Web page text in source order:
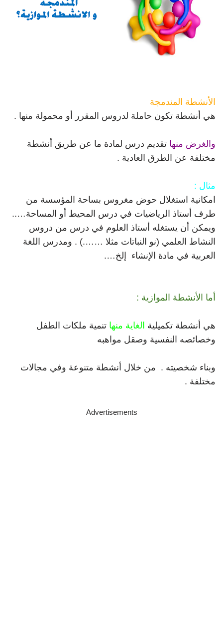
الأنشطة المندمجة
هي أنشطة تكون حاملة لدروس المقرر أو محمولة منها .
والغرض منها تقديم درس لمادة ما عن طريق أنشطة
مختلفة عن الطرق العادية .
مثال :
امكانية استغلال حوض مغروس بساحة المؤسسة من
طرف أستاذ الرياضيات في درس المحيط أو المساحة…..
ويمكن أن يستغله أستاذ العلوم في درس من دروس
النشاط العلمي (نو النباتات مثلا …….) . ومدرس اللغة
العربية في مادة الإنشاء إلخ….
أما الأنشطة الموازية :
هي أنشطة تكميلية الغاية منها تنمية ملكات الطفل
وخصائصه النفسية وصقل مواهبه
وبناء شخصيته . من خلال أنشطة متنوعة وفي مجالات
مختلفة .
Advertisements